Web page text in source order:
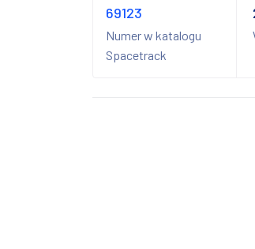
69123
Numer w katalogu
Spacetrack